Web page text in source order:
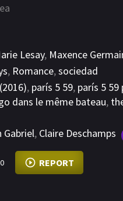
Lesay, Maxence
, Romance,sociedad
, parís 5 59, parís 5
dans le même bateau,
Gabriel, Claire Deschamps
0 REPORT